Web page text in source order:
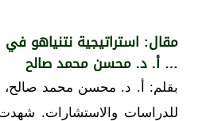
مقال: استراتيجية نتنياهو
… أ. د. محسن محمد صالح
بقلم: أ. د. محسن محمد صالح،
للدراسات والاستشارات. شهدت